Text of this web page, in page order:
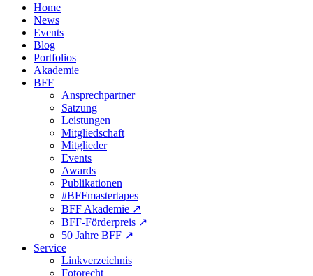
Home
News
Events
Blog
Portfolios
Akademie
BFF
Ansprechpartner
Satzung
Leistungen
Mitgliedschaft
Mitglieder
Events
Awards
Publikationen
#BFFmastertapes
BFF Akademie ↗︎
BFF-Förderpreis ↗︎
50 Jahre BFF ↗︎
Service
Linkverzeichnis
Fotorecht